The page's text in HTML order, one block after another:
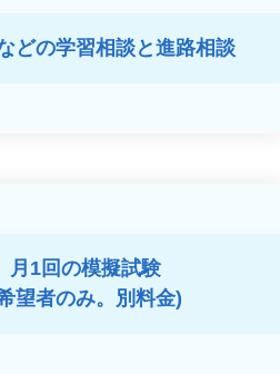
どの学習相談と進路相談
月1回の模擬試験
望者のみ。別料金)